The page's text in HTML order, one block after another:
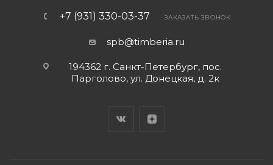
+7 (931) 330-03-37 ЗАКАЗАТЬ ЗВОНОК
spb@timberia.ru
194362 г. Санкт-Петербург, пос.
Парголово, ул. Донецкая, д. 2к